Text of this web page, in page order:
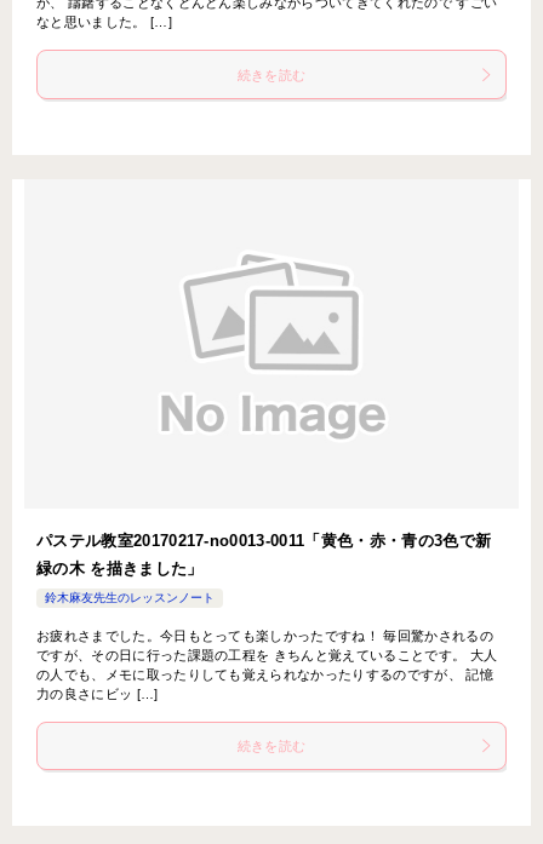
が、 躊躇することなくどんどん楽しみながらついてきてくれたので すごい
なと思いました。 […]
続きを読む
パステル教室20170217-no0013-0011「黄色・赤・青の3色で新
緑の木 を描きました」
鈴木麻友先生のレッスンノート
お疲れさまでした。今日もとっても楽しかったですね！ 毎回驚かされるの
ですが、その日に行った課題の工程を きちんと覚えていることです。 大人
の人でも、メモに取ったりしても覚えられなかったりするのですが、 記憶
力の良さにビッ […]
続きを読む